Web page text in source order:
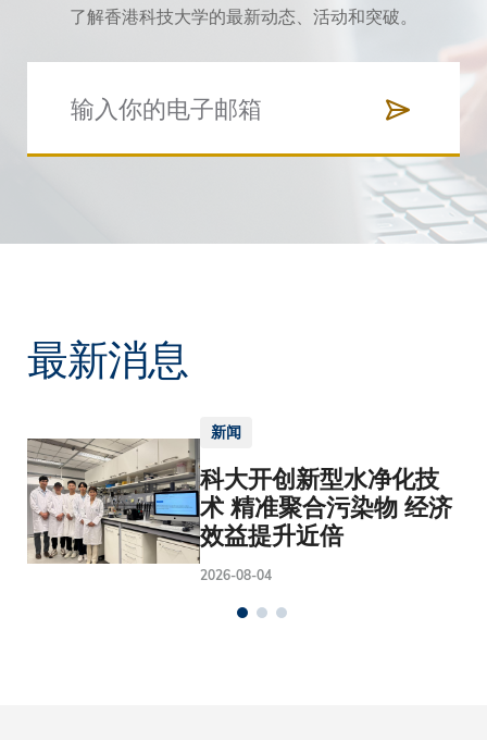
了解香港科技大学的最新动态、活动和突破。
最新消息
新闻
科大开创新型水净化技
术 精准聚合污染物 经济
效益提升近倍
2026-08-04